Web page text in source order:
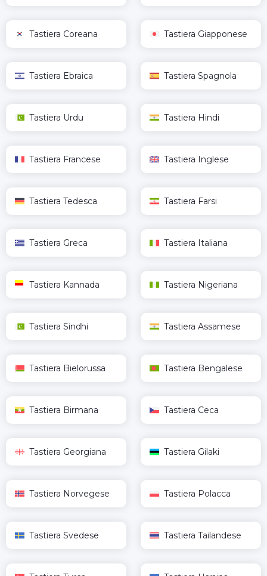
Tastiera Coreana Tastiera Giapponese
Tastiera Ebraica Tastiera Spagnola
Tastiera Urdu Tastiera Hindi
Tastiera Francese Tastiera Inglese
Tastiera Tedesca Tastiera Farsi
Tastiera Greca Tastiera Italiana
Tastiera Kannada Tastiera Nigeriana
Tastiera Sindhi Tastiera Assamese
Tastiera Bielorussa Tastiera Bengalese
Tastiera Birmana Tastiera Ceca
Tastiera Georgiana Tastiera Gilaki
Tastiera Norvegese Tastiera Polacca
Tastiera Svedese Tastiera Tailandese